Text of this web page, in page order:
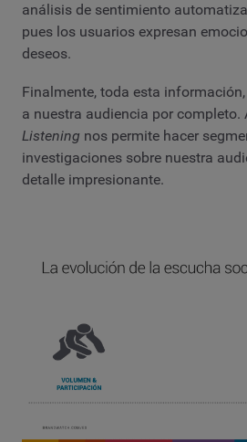
análisis de sentimiento
pues los usuarios expresan
deseos.
Finalmente, toda esta
a nuestra audiencia por completo.
Listening nos permite hacer
investigaciones sobre nuestra
detalle impresionante.